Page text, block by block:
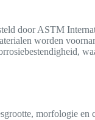
door ASTM
worden
morfologie en